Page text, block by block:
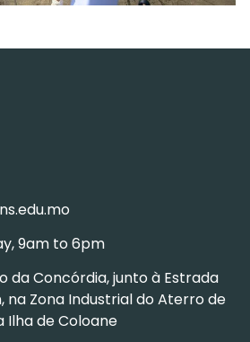
9am to 6pm
da Concórdia, junto à Estrada
na Zona Industrial do Aterro de
Ilha de Coloane